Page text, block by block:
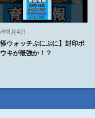
8月4日
怪ウォッチぷにぷに】封印ボ
キが最強か！？